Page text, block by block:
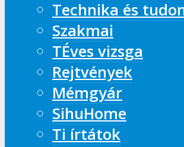
Technika és
Szakmai
TÉves vizsga
Rejtvények
Mémgyár
SihuHome
Ti írtátok